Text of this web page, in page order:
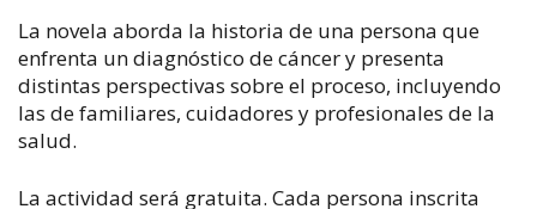
La novela aborda la historia de una persona que
enfrenta un diagnóstico de cáncer y presenta
distintas perspectivas sobre el proceso, incluyendo
las de familiares, cuidadores y profesionales de la
salud.
La actividad será gratuita. Cada persona inscrita